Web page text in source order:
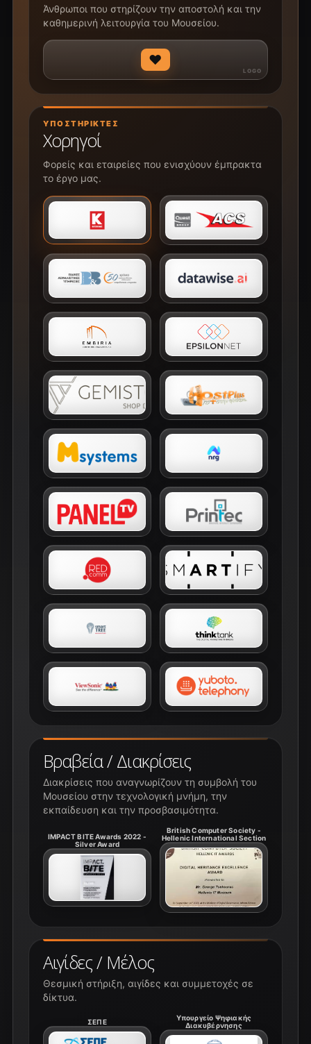
Άνθρωποι που στηρίζουν την αποστολή και την
καθημερινή λειτουργία του Μουσείου.
♥
ΥΠΟΣΤΗΡΙΚΤΈΣ
Χορηγοί
Φορείς και εταιρείες που ενισχύουν έμπρακτα
το έργο μας.
Αιγίδες / Μέλος
Θεσμική στήριξη, αιγίδες και συμμετοχές σε
δίκτυα.
ΣΕΠΕ
Υπουργείο Ψηφιακής
Διακυβέρνησης
Βραβεία / Διακρίσεις
Διακρίσεις που αναγνωρίζουν τη συμβολή του
Μουσείου στην τεχνολογική μνήμη, την
εκπαίδευση και την προσβασιμότητα.
IMPACT BITE Awards 2022 -
Silver Award
British Computer Society -
Hellenic International Section